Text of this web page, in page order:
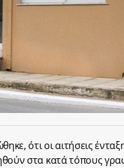
ότι οι αιτήσεις
στα κατά τόπους